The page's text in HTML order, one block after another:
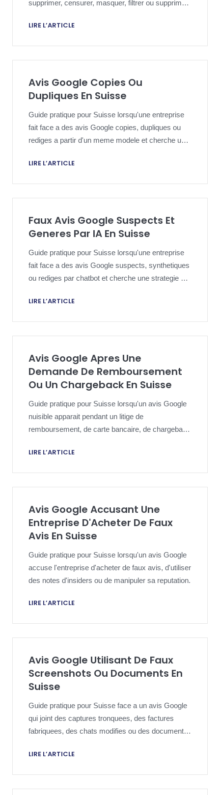
supprimer, censurer, masquer, filtrer ou supprimer
clients et qui ont besoin d'une stratégie de réponse
LIRE L’ARTICLE
Avis Google Copies Ou
Dupliques En Suisse
Guide pratique pour Suisse lorsqu'une entreprise
fait face a des avis Google copies, dupliques ou
rediges a partir d'un meme modele et cherche une
LIRE L’ARTICLE
Faux Avis Google Suspects Et
Generes Par IA En Suisse
Guide pratique pour Suisse lorsqu'une entreprise
fait face a des avis Google suspects, synthetiques
ou rediges par chatbot et cherche une strategie de
LIRE L’ARTICLE
Avis Google Apres Une
Demande De Remboursement
Ou Un Chargeback En Suisse
Guide pratique pour Suisse lorsqu'un avis Google
nuisible apparait pendant un litige de
remboursement, de carte bancaire, de chargeback
LIRE L’ARTICLE
Avis Google Accusant Une
Entreprise D'Acheter De Faux
Avis En Suisse
Guide pratique pour Suisse lorsqu'un avis Google
accuse l'entreprise d'acheter de faux avis, d'utiliser
des notes d'insiders ou de manipuler sa reputation.
LIRE L’ARTICLE
Avis Google Utilisant De Faux
Screenshots Ou Documents En
Suisse
Guide pratique pour Suisse face a un avis Google
qui joint des captures tronquees, des factures
fabriquees, des chats modifies ou des documents
LIRE L’ARTICLE